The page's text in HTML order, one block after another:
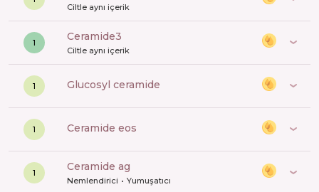
Ciltle aynı içerik
1 ceramide3
Ciltle aynı içerik
1 glucosyl ceramide
1 ceramide eos
1 ceramide ag
Nemlendirici Yumuşatıcı